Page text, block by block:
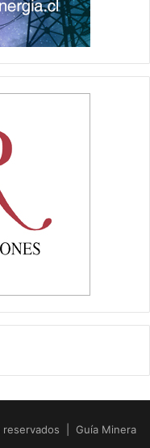
| Guía Minera